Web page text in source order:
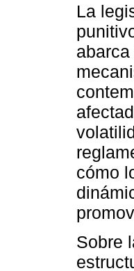
La
cómo
Sobre